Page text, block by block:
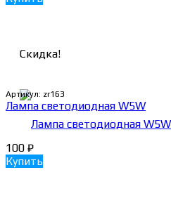
Скидка!
Артикул: zr163
Лампа светодиодная W5W
100 ₽
Купить